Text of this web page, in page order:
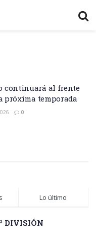
continuará al frente
próxima temporada
0
Lo último
DIVISIÓN